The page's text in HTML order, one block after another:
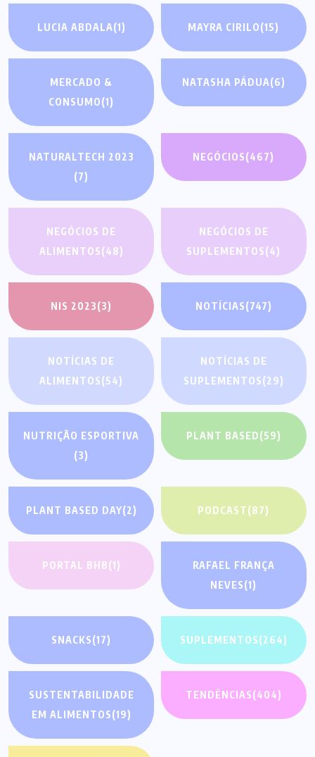
LUCIA ABDALA(1) MAYRA CIRILO(15)
MERCADO &
CONSUMO(1)
NATASHA PÁDUA(6)
NATURALTECH 2023
(7)
NEGÓCIOS(467)
NEGÓCIOS DE
ALIMENTOS(48)
NEGÓCIOS DE
SUPLEMENTOS(4)
NIS 2023(3) NOTÍCIAS(747)
NOTÍCIAS DE
ALIMENTOS(54)
NOTÍCIAS DE
SUPLEMENTOS(29)
NUTRIÇÃO ESPORTIVA
(3)
PLANT BASED(59)
PLANT BASED DAY(2) PODCAST(87)
PORTAL BHB(1)
RAFAEL FRANÇA
NEVES(1)
SNACKS(17) SUPLEMENTOS(264)
SUSTENTABILIDADE
EM ALIMENTOS(19)
TENDÊNCIAS(404)